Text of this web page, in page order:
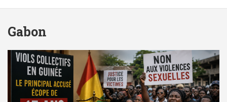
Gabon